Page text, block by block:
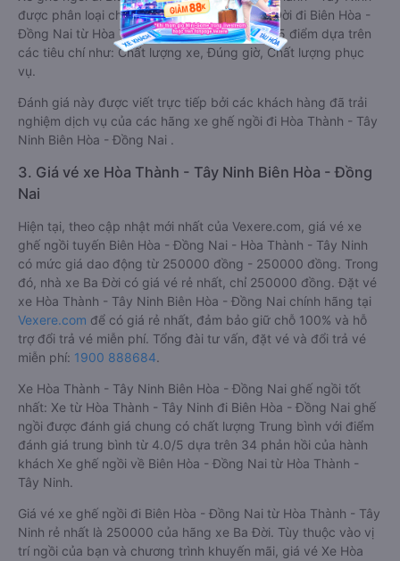
được phân loại chất lượng tốt nhất là xe Ba Đời đi Biên Hòa -
Đồng Nai từ Hòa Thành - Tây Ninh đạt 4.0 / 5 điểm dựa trên
các tiêu chí như: Chất lượng xe, Đúng giờ, Chất lượng phục
vụ.
Đánh giá này được viết trực tiếp bởi các khách hàng đã trải
nghiệm dịch vụ của các hãng xe ghế ngồi đi Hòa Thành - Tây
Ninh Biên Hòa - Đồng Nai .
3. Giá vé xe Hòa Thành - Tây Ninh Biên Hòa - Đồng
Nai
Hiện tại, theo cập nhật mới nhất của Vexere.com, giá vé xe
ghế ngồi tuyến Biên Hòa - Đồng Nai - Hòa Thành - Tây Ninh
có mức giá dao động từ 250000 đồng - 250000 đồng. Trong
đó, nhà xe Ba Đời có giá vé rẻ nhất, chỉ 250000 đồng. Đặt vé
xe Hòa Thành - Tây Ninh Biên Hòa - Đồng Nai chính hãng tại
Vexere.com để có giá rẻ nhất, đảm bảo giữ chỗ 100% và hỗ
trợ đổi trả vé miễn phí. Tổng đài tư vấn, đặt vé và đổi trả vé
miễn phí: 1900 888684.
Xe Hòa Thành - Tây Ninh Biên Hòa - Đồng Nai ghế ngồi tốt
nhất: Xe từ Hòa Thành - Tây Ninh đi Biên Hòa - Đồng Nai ghế
ngồi được đánh giá chung có chất lượng Trung bình với điểm
đánh giá trung bình từ 4.0/5 dựa trên 34 phản hồi của hành
khách Xe ghế ngồi về Biên Hòa - Đồng Nai từ Hòa Thành -
Tây Ninh.
Giá vé xe ghế ngồi đi Biên Hòa - Đồng Nai từ Hòa Thành - Tây
Ninh rẻ nhất là 250000 của hãng xe Ba Đời. Tùy thuộc vào vị
trí ngồi của bạn và chương trình khuyến mãi, giá vé Xe Hòa